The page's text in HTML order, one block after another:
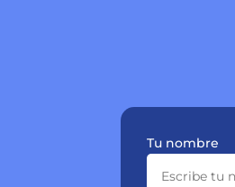
Tu nombre